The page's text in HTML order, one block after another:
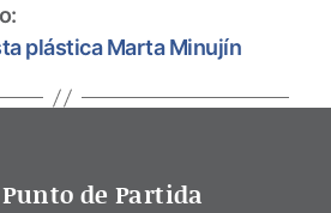
plástica Marta Minujín
Punto de Partida